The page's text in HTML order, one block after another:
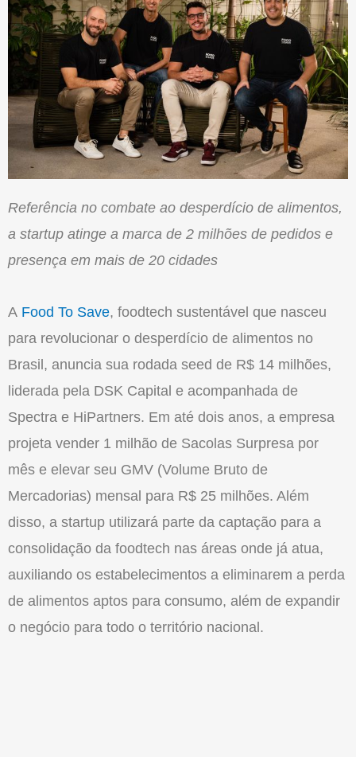
Referência no combate ao desperdício de alimentos,
a startup atinge a marca de 2 milhões de pedidos e
presença em mais de 20 cidades
A Food To Save, foodtech sustentável que nasceu
para revolucionar o desperdício de alimentos no
Brasil, anuncia sua rodada seed de R$ 14 milhões,
liderada pela DSK Capital e acompanhada de
Spectra e HiPartners. Em até dois anos, a empresa
projeta vender 1 milhão de Sacolas Surpresa por
mês e elevar seu GMV (Volume Bruto de
Mercadorias) mensal para R$ 25 milhões. Além
disso, a startup utilizará parte da captação para a
consolidação da foodtech nas áreas onde já atua,
auxiliando os estabelecimentos a eliminarem a perda
de alimentos aptos para consumo, além de expandir
o negócio para todo o território nacional.